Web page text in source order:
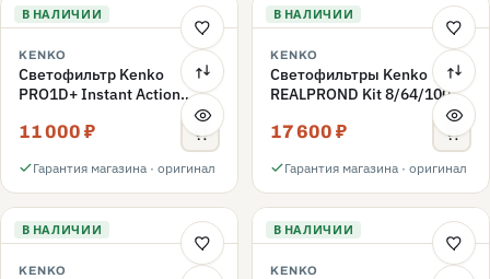
В НАЛИЧИИ
KENKO
Светофильтр Kenko
PRO1D+ Instant Action
Variable NDX3-450+C-PL
переменной плотности
11 000 ₽
Гарантия магазина · оригинал
В НАЛИЧИИ
KENKO
Светофильтры Kenko
REALPROND Kit 8/64/1000
17 600 ₽
Гарантия магазина · оригинал
В НАЛИЧИИ
KENKO
В НАЛИЧИИ
KENKO